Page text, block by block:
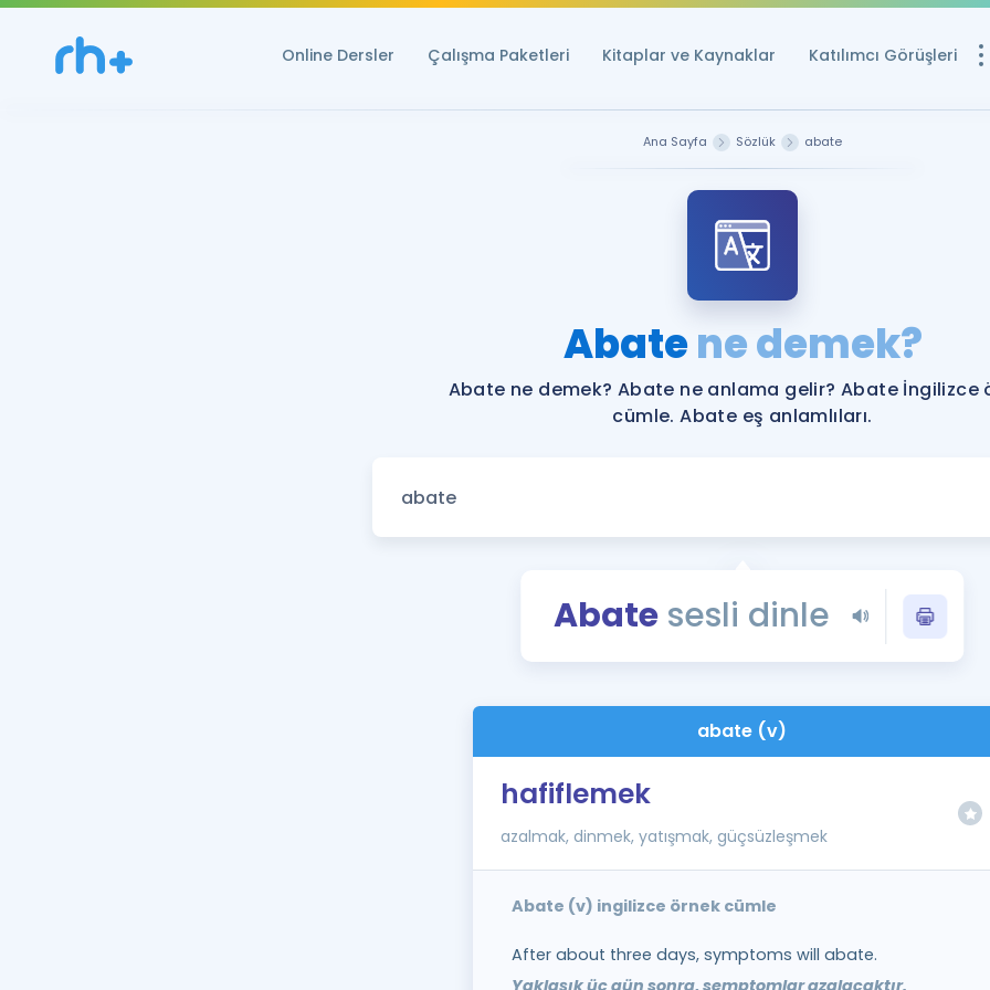
Online Dersler Çalışma Paketleri Kitaplar ve Kaynaklar Katılımcı Görüşleri
YDS ve YÖKDİL
Rehberlik Aracı
YDS ve YÖKDİL'e
Tüm ÖSYM
YDS - YÖKDİL
İngilizce Gramer
Ana Sayfa Sözlük abate
Abatene demek?
Abate ne demek? Abate ne anlama gelir? Abate İngilizce
cümle. Abate eş anlamlıları.
Abate sesli dinle
abate (v)
hafiflemek
azalmak, dinmek, yatışmak, güçsüzleşmek
Abate (v) ingilizce örnek cümle
After about three days, symptoms will abate.
Yaklaşık üç gün sonra, semptomlar azalacaktır.